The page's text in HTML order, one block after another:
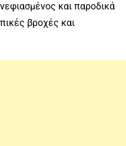
και παροδικά
βροχές και